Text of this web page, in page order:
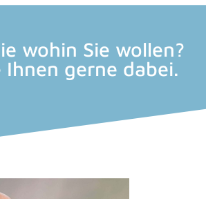
wohin Sie wollen?
Ihnen gerne dabei.